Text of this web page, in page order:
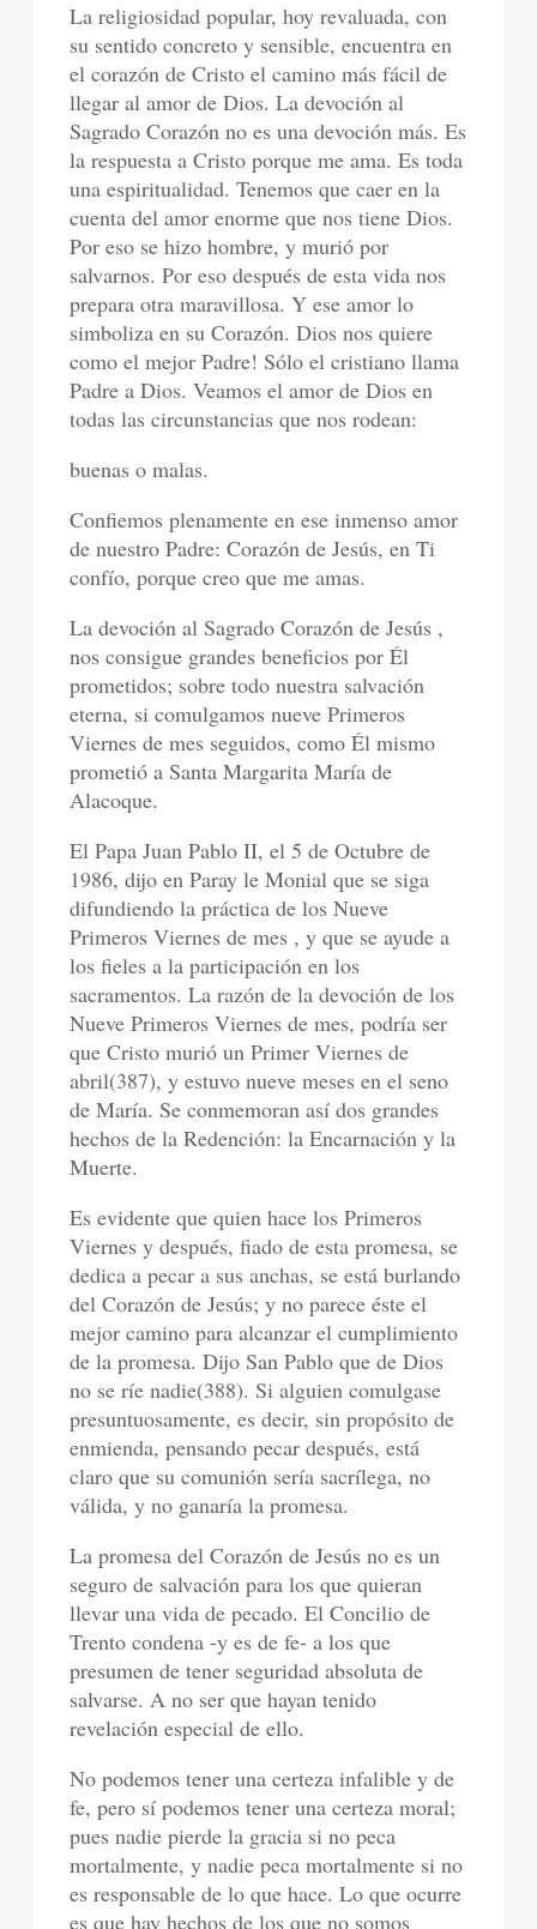
La religiosidad popular, hoy revaluada, con
su sentido concreto y sensible, encuentra en
el corazón de Cristo el camino más fácil de
llegar al amor de Dios. La devoción al
Sagrado Corazón no es una devoción más. Es
la respuesta a Cristo porque me ama. Es toda
una espiritualidad. Tenemos que caer en la
cuenta del amor enorme que nos tiene Dios.
Por eso se hizo hombre, y murió por
salvarnos. Por eso después de esta vida nos
prepara otra maravillosa. Y ese amor lo
simboliza en su Corazón. Dios nos quiere
como el mejor Padre! Sólo el cristiano llama
Padre a Dios. Veamos el amor de Dios en
todas las circunstancias que nos rodean:
buenas o malas.
Confiemos plenamente en ese inmenso amor
de nuestro Padre: Corazón de Jesús, en Ti
confío, porque creo que me amas.
La devoción al Sagrado Corazón de Jesús ,
nos consigue grandes beneficios por Él
prometidos; sobre todo nuestra salvación
eterna, si comulgamos nueve Primeros
Viernes de mes seguidos, como Él mismo
prometió a Santa Margarita María de
Alacoque.
El Papa Juan Pablo II, el 5 de Octubre de
1986, dijo en Paray le Monial que se siga
difundiendo la práctica de los Nueve
Primeros Viernes de mes , y que se ayude a
los fieles a la participación en los
sacramentos. La razón de la devoción de los
Nueve Primeros Viernes de mes, podría ser
que Cristo murió un Primer Viernes de
abril(387), y estuvo nueve meses en el seno
de María. Se conmemoran así dos grandes
hechos de la Redención: la Encarnación y la
Muerte.
Es evidente que quien hace los Primeros
Viernes y después, fiado de esta promesa, se
dedica a pecar a sus anchas, se está burlando
del Corazón de Jesús; y no parece éste el
mejor camino para alcanzar el cumplimiento
de la promesa. Dijo San Pablo que de Dios
no se ríe nadie(388). Si alguien comulgase
presuntuosamente, es decir, sin propósito de
enmienda, pensando pecar después, está
claro que su comunión sería sacrílega, no
válida, y no ganaría la promesa.
La promesa del Corazón de Jesús no es un
seguro de salvación para los que quieran
llevar una vida de pecado. El Concilio de
Trento condena -y es de fe- a los que
presumen de tener seguridad absoluta de
salvarse. A no ser que hayan tenido
revelación especial de ello.
No podemos tener una certeza infalible y de
fe, pero sí podemos tener una certeza moral;
pues nadie pierde la gracia si no peca
mortalmente, y nadie peca mortalmente si no
es responsable de lo que hace. Lo que ocurre
es que hay hechos de los que no somos